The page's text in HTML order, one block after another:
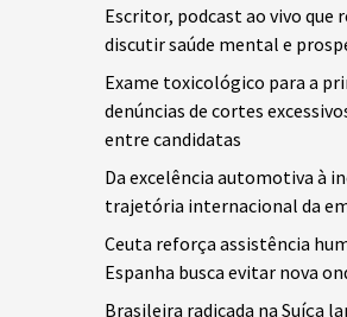
Escritor, podcast ao vivo que
discutir saúde mental e
Exame toxicológico para a
denúncias de cortes
entre candidatas
Da excelência automotiva à
trajetória internacional da
Ceuta reforça assistência
Espanha busca evitar nova
Brasileira radicada na Suíça